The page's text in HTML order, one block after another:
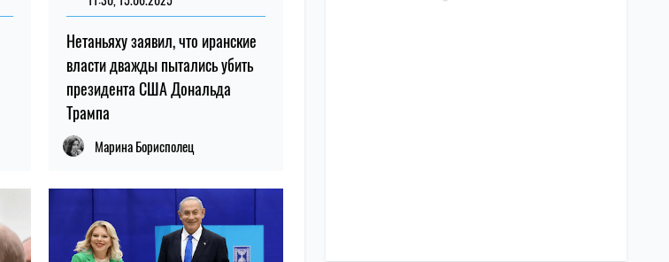
Нетаньяху заявил, что иранские
власти дважды пытались убить
президента США Дональда
Трампа
Марина Борисполец